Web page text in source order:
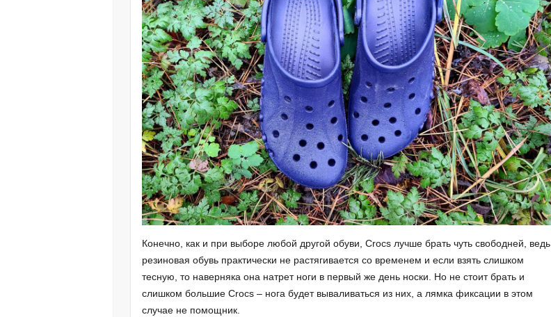
Конечно, как и при выборе любой другой обуви, Crocs лучше брать чуть свободней, ведь
резиновая обувь практически не растягивается со временем и если взять слишком
тесную, то наверняка она натрет ноги в первый же день носки. Но не стоит брать и
слишком большие Crocs – нога будет вываливаться из них, а лямка фиксации в этом
случае не помощник.